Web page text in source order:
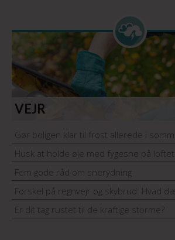
VEJR
Gør boligen klar til frost allerede i
Husk at holde øje med fygesne på loftet
Fem gode råd om snerydning
Forskel på regnvejr og skybrud: Hvad
Er dit tag rustet til de kraftige storme?